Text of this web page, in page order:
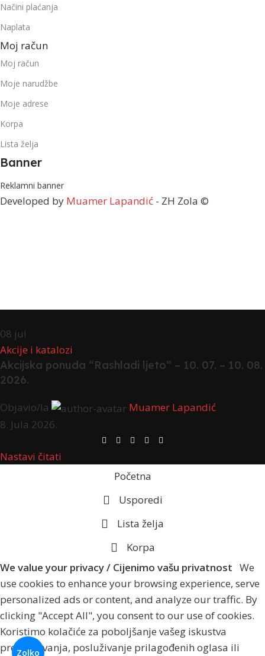
Načini plaćanja
Naplata
Moj račun
Moj račun
Moje narudžbe
Moje adrese
Korpa
Lista želja
Banner
Reklamni banner
Developed by Muamer Lapandić - ZH Zola ©
08 jul
Akcije i katalozi
Akcijska ponuda “Rashladi ljeto” – 10. 07. – 10. 08.
2026.
Objavio/la
Muamer Lapandić
8. Jula 2026.
Nastavi čitati
Početna
Usporedi
Lista želja
Korpa
We value your privacy / Cijenimo vašu privatnost We
use cookies to enhance your browsing experience, serve
personalized ads or content, and analyze our traffic. By
clicking "Accept All", you consent to our use of cookies.
Koristimo kolačiće za poboljšanje vašeg iskustva
pregledavanja, posluživanje prilagođenih oglasa ili
Zolko